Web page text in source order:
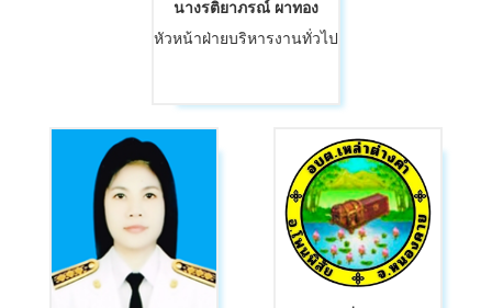
นางรติยาภรณ์ ผาทอง
หัวหน้าฝ่ายบริหารงานทั่วไป